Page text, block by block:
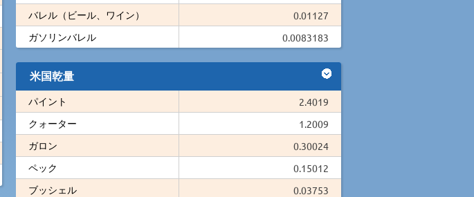
バレル（ビール、ワイン）
0.01127
ガソリンバレル
0.0083183
米国乾量
パイント
2.4019
クォーター
1.2009
ガロン
0.30024
ペック
0.15012
ブッシェル
0.03753